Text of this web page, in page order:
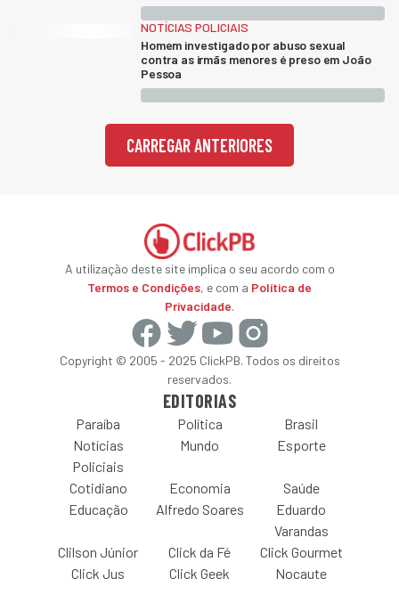
NOTÍCIAS POLICIAIS
Homem investigado por abuso sexual
contra as irmãs menores é preso em João
Pessoa
CARREGAR ANTERIORES
A utilização deste site implica o seu acordo com o
Termos e Condições, e com a Política de
Privacidade.
Copyright © 2005 - 2025 ClickPB. Todos os direitos
reservados.
EDITORIAS
Paraíba Política
Brasil
Notícias
Policiais
Mundo Esporte
Cotidiano Economia
Saúde
Educação
Alfredo Soares
Eduardo
Varandas
Clilson Júnior
Click da Fé
Click Gourmet
Click Jus
Click Geek Nocaute